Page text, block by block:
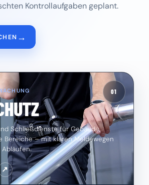
Kontrollaufgaben geplant.
→
01
Schließdienste für Gebäude,
Bereiche – mit klaren Meldewegen
↗